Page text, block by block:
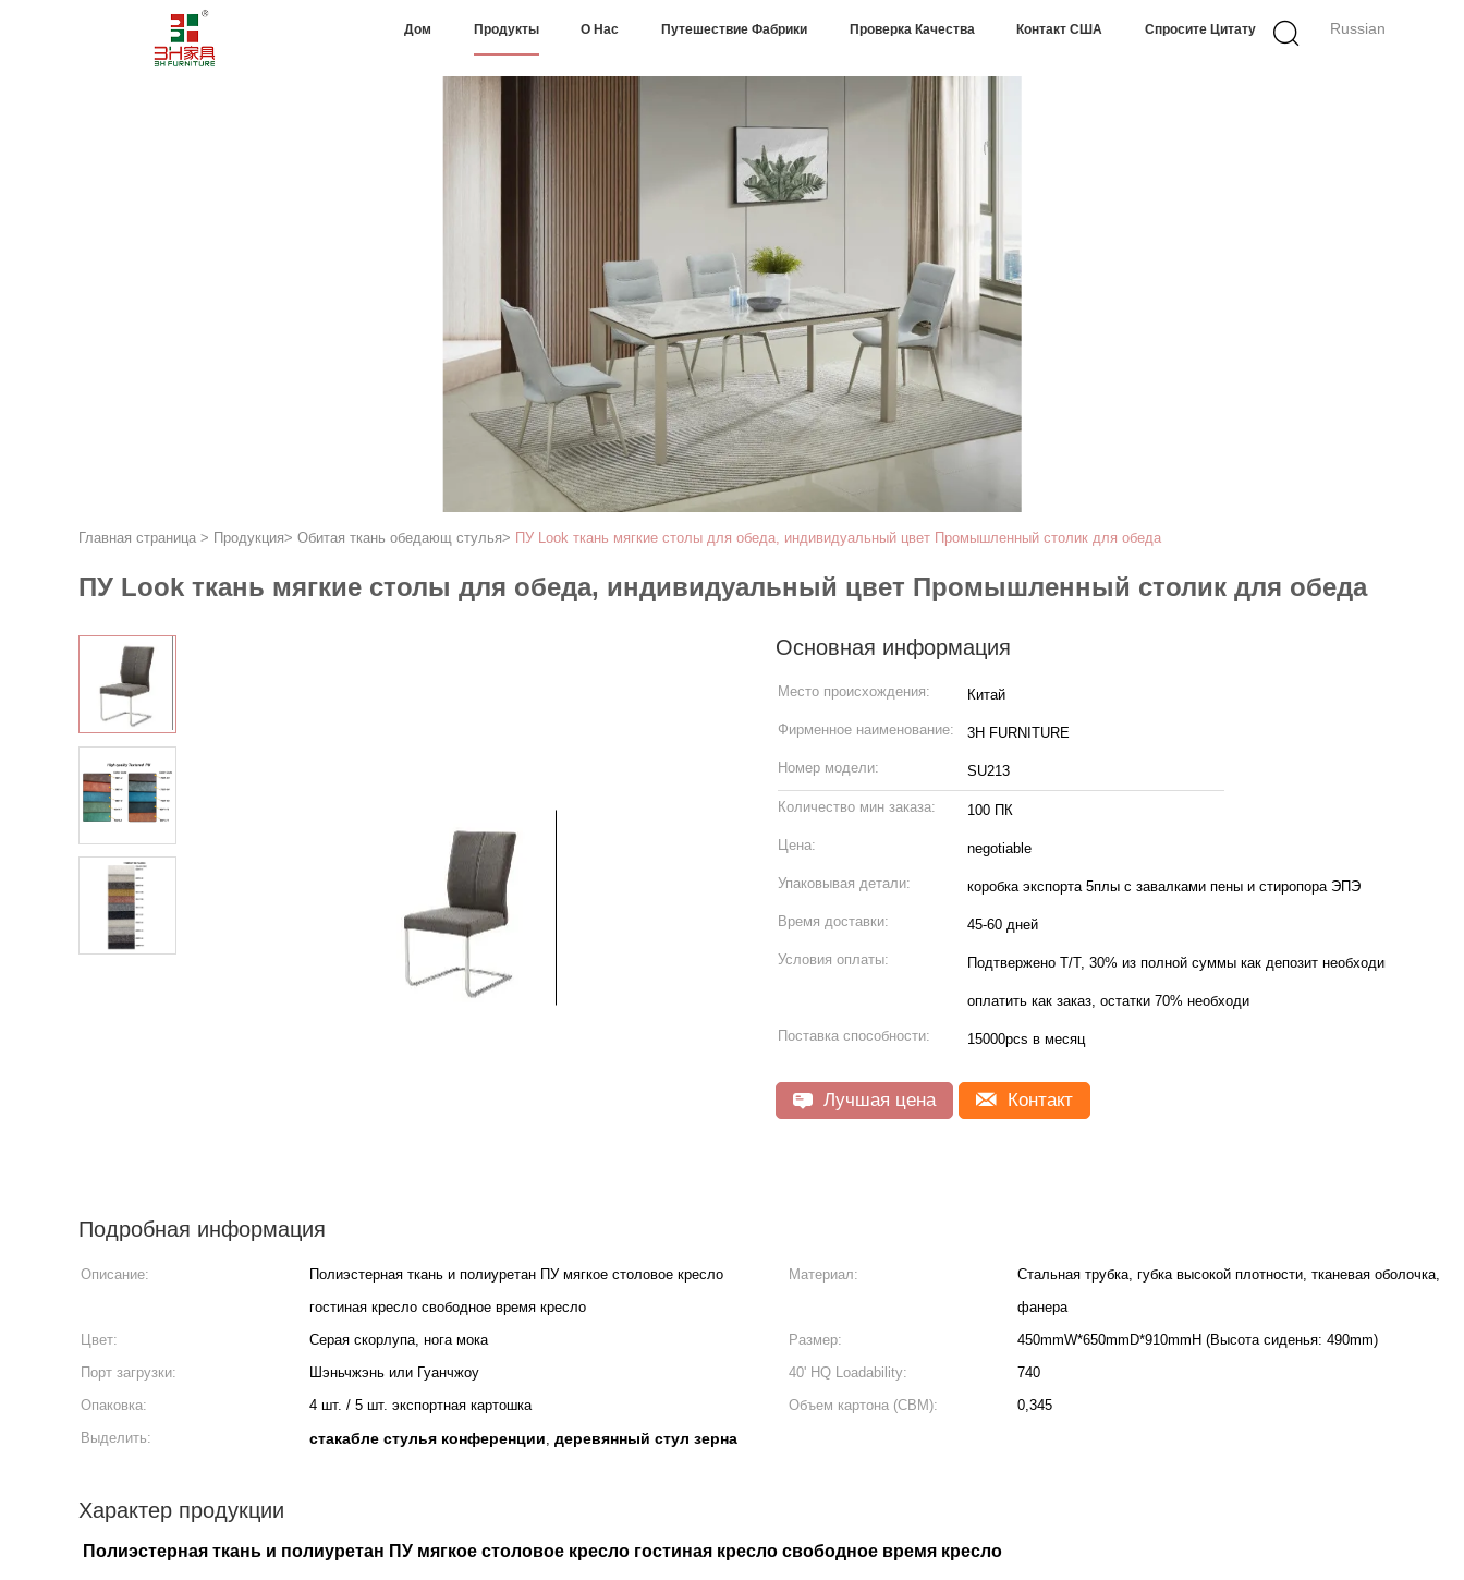
Russian
Дом Продукты О Нас Путешествие Фабрики Проверка Качества Контакт США Спросите Цитату
Главная страница > Продукция> Обитая ткань обедающ стулья> ПУ Look ткань мягкие столы для обеда, индивидуальный цвет Промышленный столик для обеда
ПУ Look ткань мягкие столы для обеда, индивидуальный цвет Промышленный столик для обеда
Основная информация
Место происхождения: Китай
Фирменное наименование: 3H FURNITURE
Номер модели: SU213
Количество мин заказа: 100 ПК
Цена: negotiable
Упаковывая детали: коробка экспорта 5плы с завалками пены и стиропора ЭПЭ
Время доставки: 45-60 дней
Условия оплаты: Подтвержено Т/Т, 30% из полной суммы как депозит необходимо
оплатить как заказ, остатки 70% необходи
Поставка способности: 15000pcs в месяц
Лучшая цена Контакт
Подробная информация
Описание:
Полиэстерная ткань и полиуретан ПУ мягкое столовое кресло
гостиная кресло свободное время кресло
Материал:
Стальная трубка, губка высокой плотности, тканевая оболочка,
фанера
Цвет:
Серая скорлупа, нога мока Размер:
450mmW*650mmD*910mmH (Высота сиденья: 490mm)
Порт загрузки:
Шэньчжэнь или Гуанчжоу 40' HQ Loadability:
740
Опаковка:
4 шт. / 5 шт. экспортная картошка Объем картона (CBM):
0,345
Выделить:
стакабле стулья конференции, деревянный стул зерна
Характер продукции
Полиэстерная ткань и полиуретан ПУ мягкое столовое кресло гостиная кресло свободное время кресло